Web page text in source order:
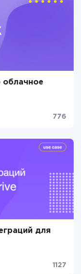
облачное
776
для
1127